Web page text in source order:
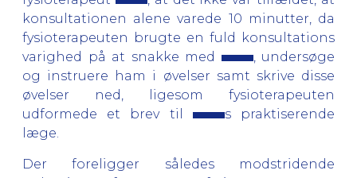
konsultationen alene varede 10 minutter, da
fysioterapeuten brugte en fuld konsultations
varighed på at snakke med
, undersøge
og instruere ham i øvelser samt skrive disse
øvelser ned, ligesom fysioterapeuten
udformede et brev til
s praktiserende
læge.
Der foreligger således modstridende